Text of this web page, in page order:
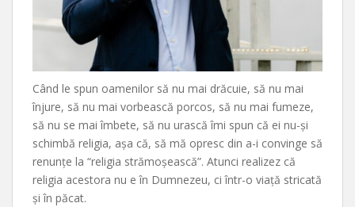
Când le spun oamenilor să nu mai drăcuie, să nu mai
înjure, să nu mai vorbească porcos, să nu mai fumeze,
să nu se mai îmbete, să nu urască îmi spun că ei nu-și
schimbă religia, așa că, să mă opresc din a-i convinge să
renunțe la “religia strămoșească”. Atunci realizez că
religia acestora nu e în Dumnezeu, ci într-o viață stricată
și în păcat.